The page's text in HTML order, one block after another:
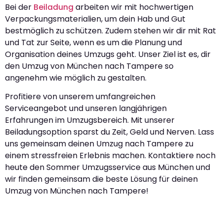
Bei der Beiladung arbeiten wir mit hochwertigen
Verpackungsmaterialien, um dein Hab und Gut
bestmöglich zu schützen. Zudem stehen wir dir mit Rat
und Tat zur Seite, wenn es um die Planung und
Organisation deines Umzugs geht. Unser Ziel ist es, dir
den Umzug von München nach Tampere so
angenehm wie möglich zu gestalten.
Profitiere von unserem umfangreichen
Serviceangebot und unseren langjährigen
Erfahrungen im Umzugsbereich. Mit unserer
Beiladungsoption sparst du Zeit, Geld und Nerven. Lass
uns gemeinsam deinen Umzug nach Tampere zu
einem stressfreien Erlebnis machen. Kontaktiere noch
heute den Sommer Umzugsservice aus München und
wir finden gemeinsam die beste Lösung für deinen
Umzug von München nach Tampere!